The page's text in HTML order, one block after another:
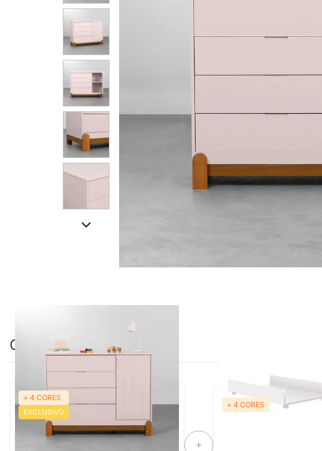
Combinação perfeita
+ 4 CORES
EXCLUSIVO
PRONTA ENTREGA
Cômoda Lotus com 4 Gavetas e 1 Porta -
Rosa Fosco
+ 4 CORES
Trocador Theo - Branco